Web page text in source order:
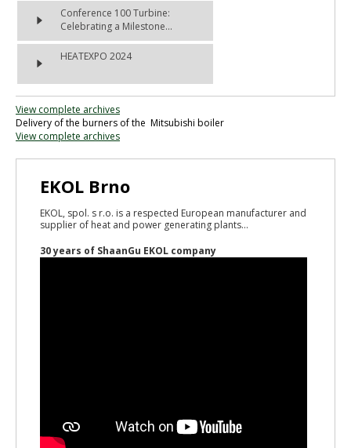
Conference 100 Turbine:
Celebrating a Milestone...
HEATEXPO 2024
View complete archives
Delivery of the burners of the Mitsubishi boiler
View complete archives
EKOL Brno
EKOL, spol. s r.o. is a respected European manufacturer and
supplier of heat and power generating plants...
30 years of ShaanGu EKOL company